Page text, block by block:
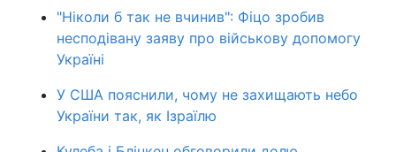
"Ніколи б так не вчинив": Фіцо зробив
несподівану заяву про військову допомогу
Україні
У США пояснили, чому не захищають небо
України так, як Ізраїлю